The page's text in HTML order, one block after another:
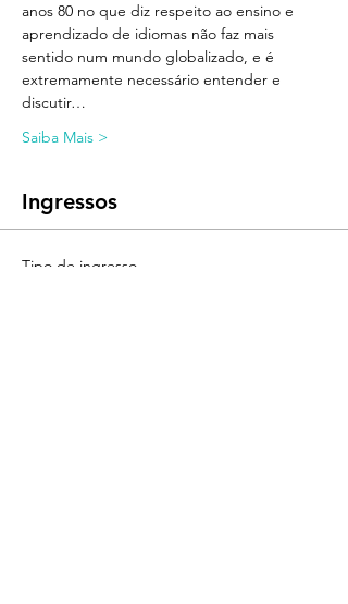
anos 80 no que diz respeito ao ensino e
aprendizado de idiomas não faz mais
sentido num mundo globalizado, e é
extremamente necessário entender e
discutir…
Saiba Mais >
Ingressos
Tipo de ingresso